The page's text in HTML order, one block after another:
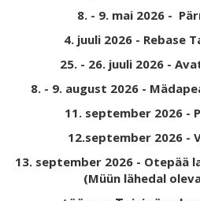
8. - 9. mai 2026 -
4. juuli 2026 - Rebase
25. - 26. juuli 2026 -
8. - 9. august 2026 -
11. september 2026 -
12.september 2026 -
13. september 2026 - Otepää
(Müün lähedal